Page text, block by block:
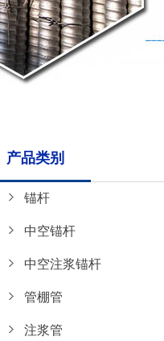
产品类别
锚杆
中空锚杆
中空注浆锚杆
管棚管
注浆管